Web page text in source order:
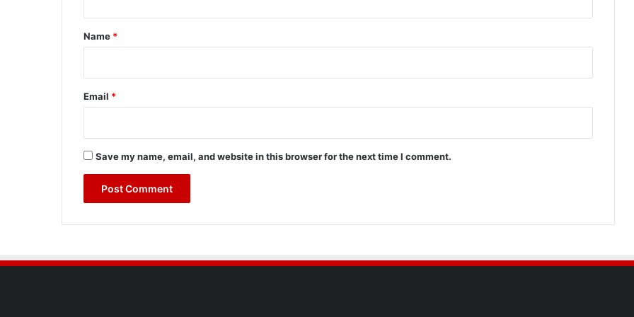
*
Name *
Email *
Save my name, email, and website in this browser for the next time I comment.